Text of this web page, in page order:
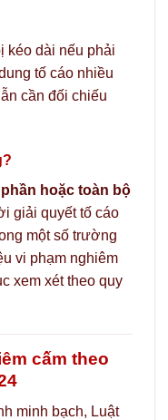
kéo dài nếu phải
tố cáo nhiều
cần đối chiếu
hoặc toàn bộ
giải quyết tố cáo
một số trường
vi phạm nghiêm
xem xét theo quy
cấm theo
minh bạch, Luật